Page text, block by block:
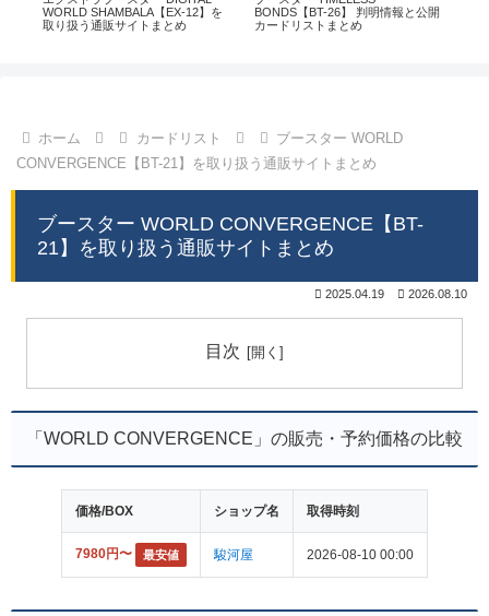
WORLD SHAMBALA【EX-12】を
取り扱う通販サイトまとめ
BONDS【BT-26】 判明情報と公開
カードリストまとめ
ホーム カードリスト
ブースター WORLD
CONVERGENCE【BT-21】を取り扱う通販サイトまとめ
ブースター WORLD CONVERGENCE【BT-
21】を取り扱う通販サイトまとめ
2025.04.19 2026.08.10
目次
「WORLD CONVERGENCE」の販売・予約価格の比較
価格/BOX ショップ名 取得時刻
7980円〜 最安値 駿河屋 2026-08-10 00:00